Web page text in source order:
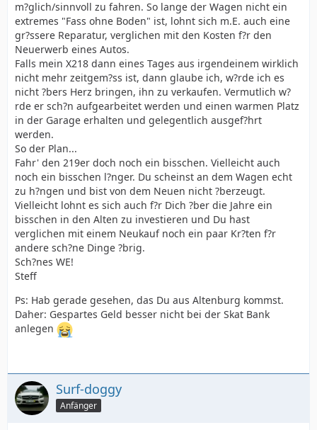
m?glich/sinnvoll zu fahren. So lange der Wagen nicht ein
extremes "Fass ohne Boden" ist, lohnt sich m.E. auch eine
gr?ssere Reparatur, verglichen mit den Kosten f?r den
Neuerwerb eines Autos.
Falls mein X218 dann eines Tages aus irgendeinem wirklich
nicht mehr zeitgem?ss ist, dann glaube ich, w?rde ich es
nicht ?bers Herz bringen, ihn zu verkaufen. Vermutlich w?
rde er sch?n aufgearbeitet werden und einen warmen Platz
in der Garage erhalten und gelegentlich ausgef?hrt
werden.
So der Plan...
Fahr' den 219er doch noch ein bisschen. Vielleicht auch
noch ein bisschen l?nger. Du scheinst an dem Wagen echt
zu h?ngen und bist von dem Neuen nicht ?berzeugt.
Vielleicht lohnt es sich auch f?r Dich ?ber die Jahre ein
bisschen in den Alten zu investieren und Du hast
verglichen mit einem Neukauf noch ein paar Kr?ten f?r
andere sch?ne Dinge ?brig.
Sch?nes WE!
Steff
Ps: Hab gerade gesehen, das Du aus Altenburg kommst.
Daher: Gespartes Geld besser nicht bei der Skat Bank
anlegen
Surf-doggy
Anfänger